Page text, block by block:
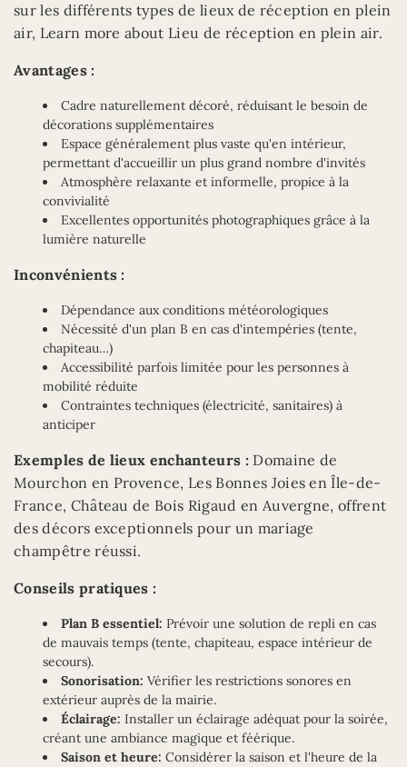
sur les différents types de lieux de réception en plein
air, Learn more about Lieu de réception en plein air.
Avantages :
Cadre naturellement décoré, réduisant le besoin de
décorations supplémentaires
Espace généralement plus vaste qu'en intérieur,
permettant d'accueillir un plus grand nombre d'invités
Atmosphère relaxante et informelle, propice à la
convivialité
Excellentes opportunités photographiques grâce à la
lumière naturelle
Inconvénients :
Dépendance aux conditions météorologiques
Nécessité d'un plan B en cas d'intempéries (tente,
chapiteau…)
Accessibilité parfois limitée pour les personnes à
mobilité réduite
Contraintes techniques (électricité, sanitaires) à
anticiper
Exemples de lieux enchanteurs : Domaine de
Mourchon en Provence, Les Bonnes Joies en Île-de-
France, Château de Bois Rigaud en Auvergne, offrent
des décors exceptionnels pour un mariage
champêtre réussi.
Conseils pratiques :
Plan B essentiel: Prévoir une solution de repli en cas
de mauvais temps (tente, chapiteau, espace intérieur de
secours).
Sonorisation: Vérifier les restrictions sonores en
extérieur auprès de la mairie.
Éclairage: Installer un éclairage adéquat pour la soirée,
créant une ambiance magique et féérique.
Saison et heure: Considérer la saison et l'heure de la